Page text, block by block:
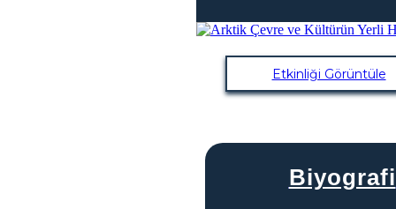
Etkinliği Görüntüle
Biyografi